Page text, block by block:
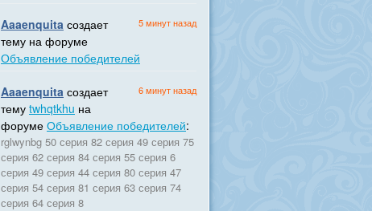
5 минут назад
Aaaenquita создает
тему на форуме
Объявление победителей
6 минут назад
Aaaenquita создает
тему twhqtkhu на
форуме Объявление победителей:
rglwynbg 50 серия 82 серия 49 серия 75
серия 62 серия 84 серия 55 серия 6
серия 49 серия 44 серия 80 серия 47
серия 54 серия 81 серия 63 серия 74
серия 64 серия 8